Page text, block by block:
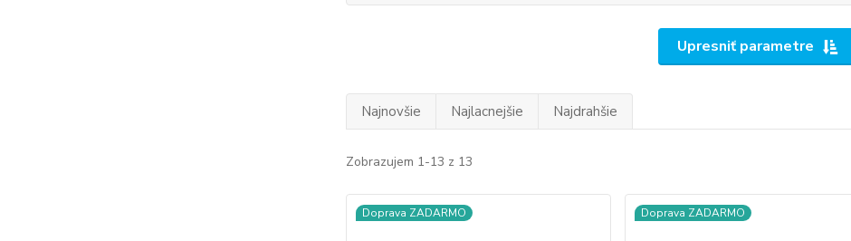
Upresniť parametre
Najnovšie Najlacnejšie Najdrahšie
Zobrazujem 1-13 z 13
Doprava ZADARMO Doprava ZADARMO